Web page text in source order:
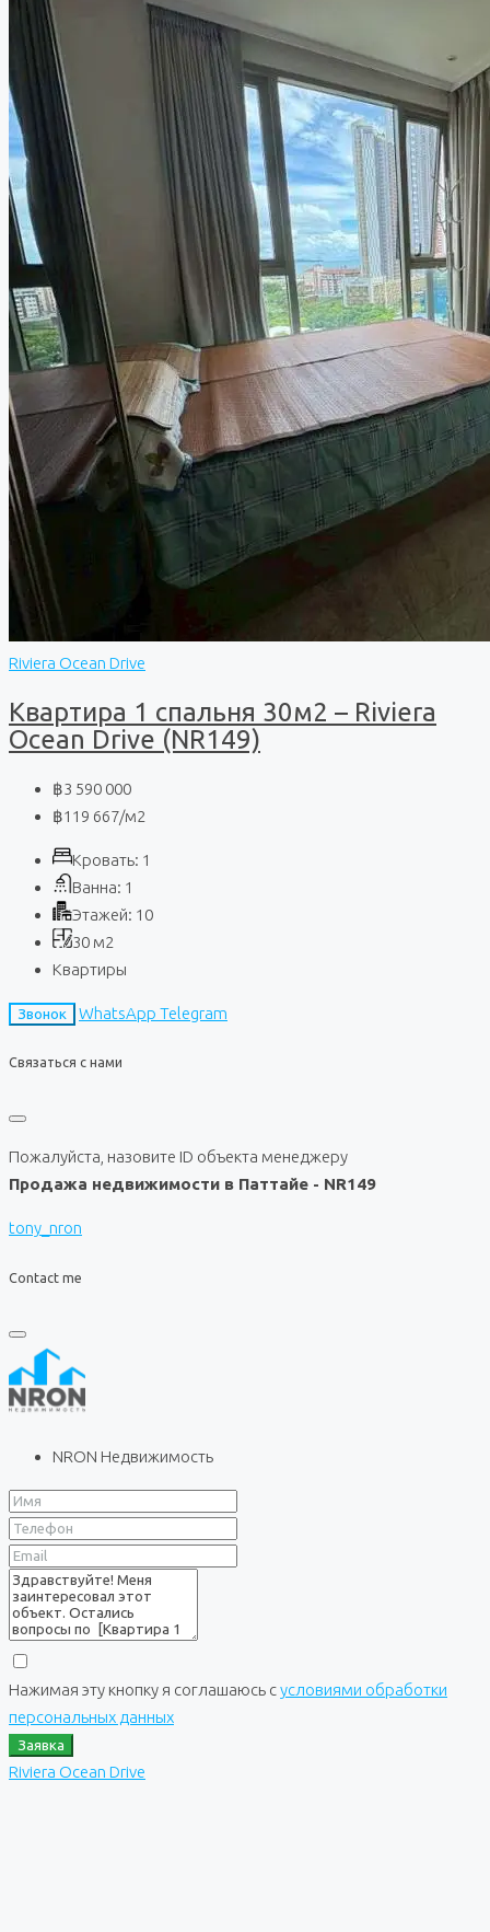
Riviera Ocean Drive
Квартира 1 спальня 30м2 – Riviera
Ocean Drive (NR149)
฿3 590 000
฿119 667/м2
Кровать: 1
Ванна: 1
Этажей: 10
30 м2
Квартиры
Звонок WhatsApp Telegram
Связаться с нами
Пожалуйста, назовите ID объекта менеджеру
Продажа недвижимости в Паттайе - NR149
tony_nron
Contact me
NRON Недвижимость
Нажимая эту кнопку я соглашаюсь сусловиями обработки
персональных данных
Заявка
Riviera Ocean Drive